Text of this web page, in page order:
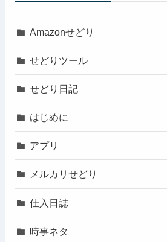
Amazonせどり
せどりツール
せどり日記
はじめに
アプリ
メルカリせどり
仕入日誌
時事ネタ